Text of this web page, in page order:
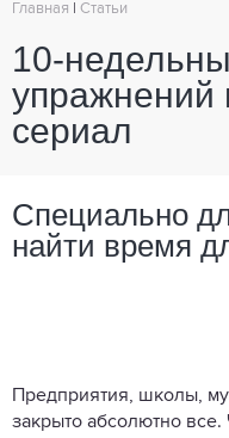
Главная Статьи
10-
упражнений
сериал
Специально
найти время
Предприятия, школы,
закрыто абсолютно все.